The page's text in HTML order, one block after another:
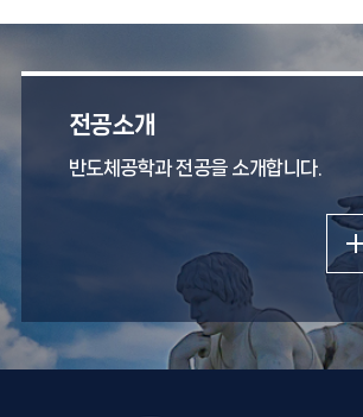
전공소개
반도체공학과 전공을 소개합니다.
더